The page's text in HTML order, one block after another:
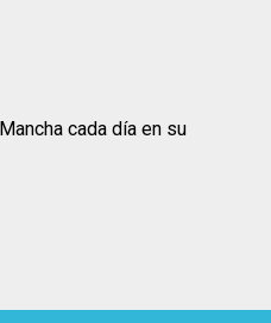
cada día en su